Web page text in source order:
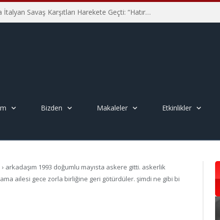
Hiroşima’nın 81. Yılında İtalyan Savaş Karşıtları Harekete Geçti: “Hatırlamak yeterli değil”
Bizden Makaleler Etkinlikler
› arkadaşım 1993 doğumlu mayısta askere gitti. askerlik
ailesi gece zorla birliğine geri götürdüler. şimdi ne gibi bi